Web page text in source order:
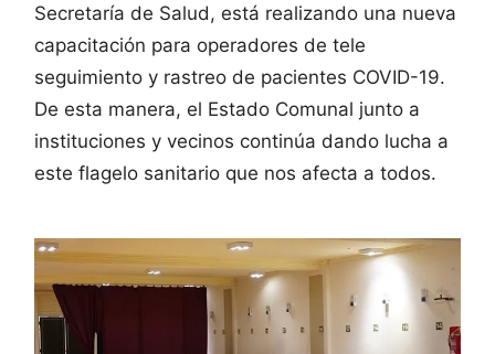
Secretaría de Salud, está realizando una nueva
capacitación para operadores de tele
seguimiento y rastreo de pacientes COVID-19.
De esta manera, el Estado Comunal junto a
instituciones y vecinos continúa dando lucha a
este flagelo sanitario que nos afecta a todos.